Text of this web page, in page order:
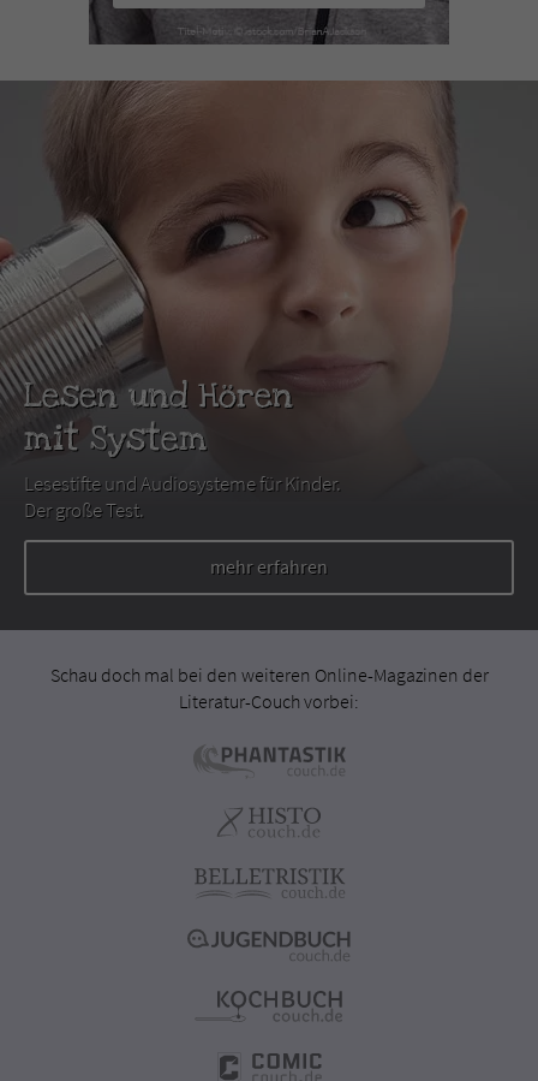
Lesen und Hören
mit System
Lesestifte und Audiosysteme für Kinder.
Der große Test.
mehr erfahren
Schau doch mal bei den weiteren Online-Magazinen der
Literatur-Couch vorbei: